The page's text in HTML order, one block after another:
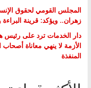
المجلس القومي لحقوق
زهران.. ويؤكد: قرينة
دار الخدمات ترد على رئيس
الأزمة لا ينهي معاناة
المنفذة